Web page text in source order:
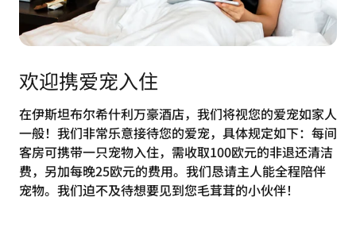
欢迎携爱宠入住
在伊斯坦布尔希什利万豪酒店，我们将视您的爱宠如家人
一般！我们非常乐意接待您的爱宠，具体规定如下：每间
客房可携带一只宠物入住，需收取100欧元的非退还清洁
费，另加每晚25欧元的费用。我们恳请主人能全程陪伴
宠物。我们迫不及待想要见到您毛茸茸的小伙伴！